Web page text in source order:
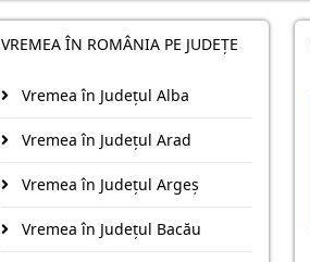
VREMEA ÎN ROMÂNIA PE JUDEȚE
Vremea în Județul Alba
Vremea în Județul Arad
Vremea în Județul Argeş
Vremea în Județul Bacău